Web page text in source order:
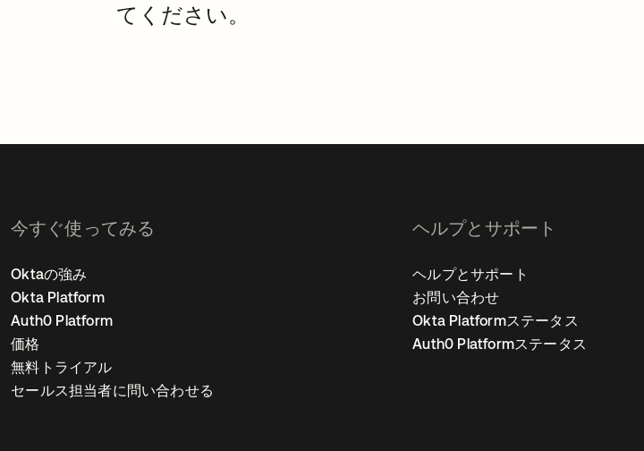
てください。
今すぐ使ってみる
Oktaの強み
Okta Platform
Auth0 Platform
価格
無料トライアル
セールス担当者に問い合わせる
ヘルプとサポート
ヘルプとサポート
お問い合わせ
Okta Platformステータス
Auth0 Platformステータス